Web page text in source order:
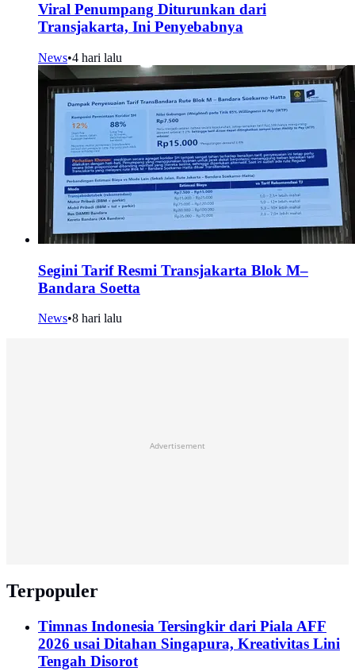
Viral Penumpang Diturunkan dari
Transjakarta, Ini Penyebabnya
News•4 hari lalu
Segini Tarif Resmi Transjakarta Blok M–
Bandara Soetta
News•8 hari lalu
Advertisement
Terpopuler
Timnas Indonesia Tersingkir dari Piala AFF
2026 usai Ditahan Singapura, Kreativitas Lini
Tengah Disorot